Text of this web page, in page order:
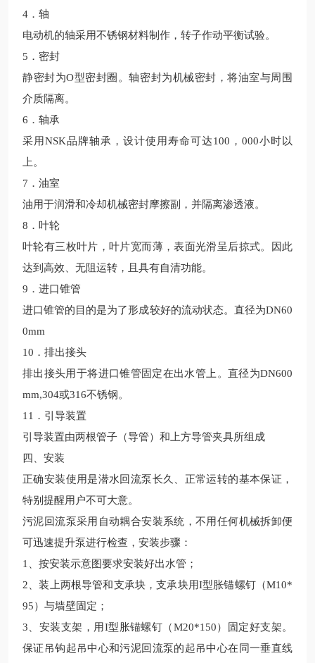
4．轴
电动机的轴采用不锈钢材料制作，转子作动平衡试验。
5．密封
静密封为O型密封圈。轴密封为机械密封，将油室与周围
介质隔离。
6．轴承
采用NSK品牌轴承，设计使用寿命可达100，000小时以
上。
7．油室
油用于润滑和冷却机械密封摩擦副，并隔离渗透液。
8．叶轮
叶轮有三枚叶片，叶片宽而薄，表面光滑呈后掠式。因此
达到高效、无阻运转，且具有自清功能。
9．进口锥管
进口锥管的目的是为了形成较好的流动状态。直径为DN60
0mm
10．排出接头
排出接头用于将进口锥管固定在出水管上。直径为DN600
mm,304或316不锈钢。
11．引导装置
引导装置由两根管子（导管）和上方导管夹具所组成
四、安装
正确安装使用是潜水回流泵长久、正常运转的基本保证，
特别提醒用户不可大意。
污泥回流泵采用自动耦合安装系统，不用任何机械拆卸便
可迅速提升泵进行检查，安装步骤：
1、按安装示意图要求安装好出水管；
2、装上两根导管和支承块，支承块用I型胀锚螺钉（M10*
95）与墙壁固定；
3、安装支架，用I型胀锚螺钉（M20*150）固定好支架。
保证吊钩起吊中心和污泥回流泵的起吊中心在同一垂直线